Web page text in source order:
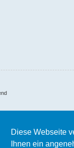
Diese Webseite
Ihnen ein